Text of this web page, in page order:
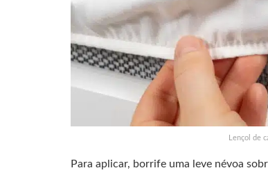
Lençol de
Para aplicar, borrife uma leve névoa